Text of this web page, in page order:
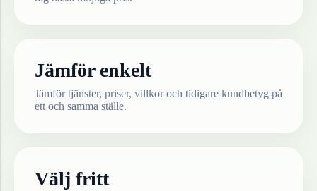
Jämför enkelt
Jämför tjänster, priser, villkor och tidigare kundbetyg på
ett och samma ställe.
Välj fritt